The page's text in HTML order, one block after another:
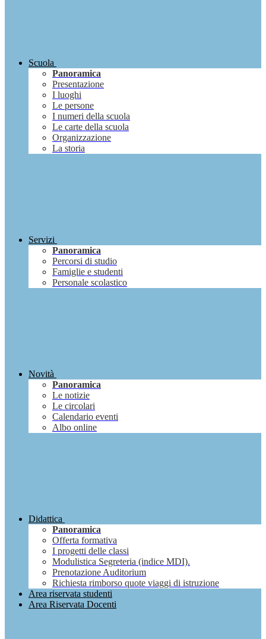
Scuola
Panoramica
Presentazione
I luoghi
Le persone
I numeri della scuola
Le carte della scuola
Organizzazione
La storia
Servizi
Panoramica
Percorsi di studio
Famiglie e studenti
Personale scolastico
Novità
Panoramica
Le notizie
Le circolari
Calendario eventi
Albo online
Didattica
Panoramica
Offerta formativa
I progetti delle classi
Modulistica Segreteria (indice MDI).
Prenotazione Auditorium
Richiesta rimborso quote viaggi di istruzione
Area riservata studenti
Area Riservata Docenti